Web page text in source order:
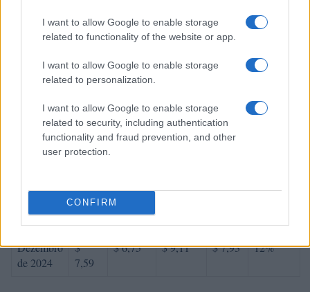
I want to allow Google to enable storage
related to functionality of the website or app.
I want to allow Google to enable storage
related to personalization.
I want to allow Google to enable storage
related to security, including authentication
functionality and fraud prevention, and other
user protection.
CONFIRM
Julho de
$
$ 6,17 $ 8,05 $ 7,11 -1%
Agosto de
$
$ 4,90 -14%
Setembro
de 2024
$
6,17
$ 5,56 $ 6,98 $ 6,27 7%
de 2024
$
6,78
$ 6,44
Dezembro
de 2024
$
7,59
$ 6,75 $ 9,11 $ 7,93 12%